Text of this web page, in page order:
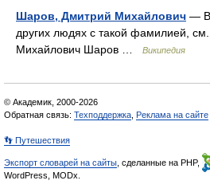
Шаров, Дмитрий Михайлович — В
других людях с такой фамилией,
Михайлович Шаров …
Википедия
© Академик, 2000-2026
Обратная связь: Техподдержка Реклама на сайте
👣 Путешествия
Экспорт словарей на сайты , сделанные на PHP,
WordPress, MODx.